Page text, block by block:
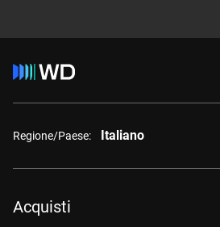
Regione/Paese: Italiano
Acquisti